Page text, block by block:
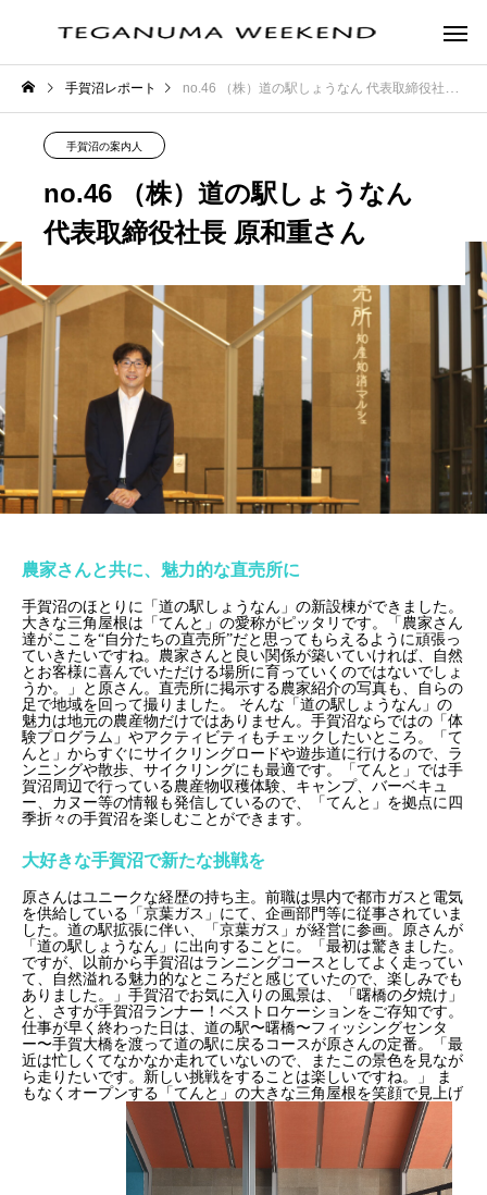
手賀沼レポート no.46 （株）道の駅しょうなん 代表取締役社長 原和重さん
手賀沼の案内人
no.46 （株）道の駅しょうなん
代表取締役社長 原和重さん
農家さんと共に、魅力的な直売所に
手賀沼のほとりに「道の駅しょうなん」の新設棟ができました。
大きな三角屋根は「てんと」の愛称がピッタリです。「農家さん
達がここを“自分たちの直売所”だと思ってもらえるように頑張っ
ていきたいですね。農家さんと良い関係が築いていければ、自然
とお客様に喜んでいただける場所に育っていくのではないでしょ
うか。」と原さん。直売所に掲示する農家紹介の写真も、自らの
足で地域を回って撮りました。
そんな「道の駅しょうなん」の
魅力は地元の農産物だけではありません。手賀沼ならではの「体
験プログラム」やアクティビティもチェックしたいところ。「て
んと」からすぐにサイクリングロードや遊歩道に行けるので、ラ
ンニングや散歩、サイクリングにも最適です。「てんと」では手
賀沼周辺で行っている農産物収穫体験、キャンプ、バーベキュ
ー、カヌー等の情報も発信しているので、「てんと」を拠点に四
季折々の手賀沼を楽しむことができます。
大好きな手賀沼で新たな挑戦を
原さんはユニークな経歴の持ち主。前職は県内で都市ガスと電気
を供給している「京葉ガス」にて、企画部門等に従事されていま
した。道の駅拡張に伴い、「京葉ガス」が経営に参画。原さんが
「道の駅しょうなん」に出向することに。「最初は驚きました。
ですが、以前から手賀沼はランニングコースとしてよく走ってい
て、自然溢れる魅力的なところだと感じていたので、楽しみでも
ありました。」手賀沼でお気に入りの風景は、「曙橋の夕焼け」
と、さすが手賀沼ランナー！ベストロケーションをご存知です。
仕事が早く終わった日は、道の駅〜曙橋〜フィッシングセンタ
ー〜手賀大橋を渡って道の駅に戻るコースが原さんの定番。「最
近は忙しくてなかなか走れていないので、またこの景色を見なが
ら走りたいです。新しい挑戦をすることは楽しいですね。」 ま
もなくオープンする「てんと」の大きな三角屋根を笑顔で見上げ